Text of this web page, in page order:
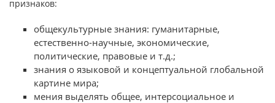
признаков:
общекультурные знания: гуманитарные,
естественно-научные, экономические,
политические, правовые и т.д.;
знания о языковой и концептуальной глобальной
картине мира;
мения выделять общее, интерсоциальное и